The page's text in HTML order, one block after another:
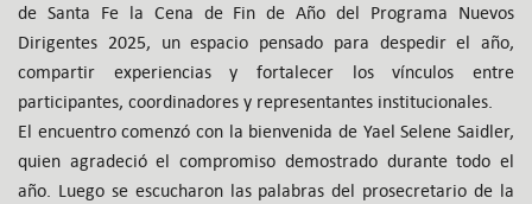
de Santa Fe la Cena de Fin de Año del Programa Nuevos
Dirigentes 2025, un espacio pensado para despedir el año,
compartir experiencias y fortalecer los vínculos entre
participantes, coordinadores y representantes institucionales.
El encuentro comenzó con la bienvenida de Yael Selene Saidler,
quien agradeció el compromiso demostrado durante todo el
año. Luego se escucharon las palabras del prosecretario de la